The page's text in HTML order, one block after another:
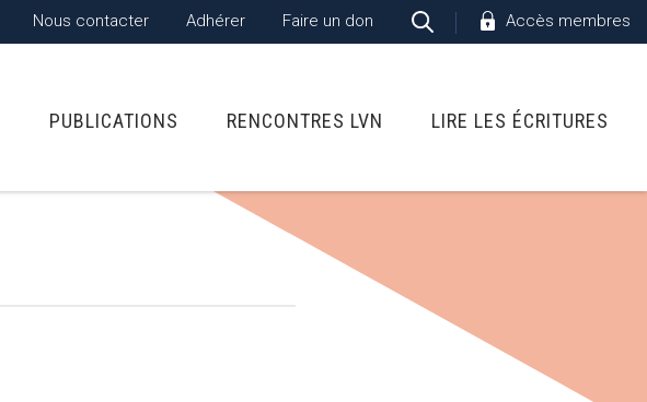
Nous contacter Adhérer Faire un don Accès membres
PUBLICATIONS RENCONTRES LVN LIRE LES ÉCRITURES